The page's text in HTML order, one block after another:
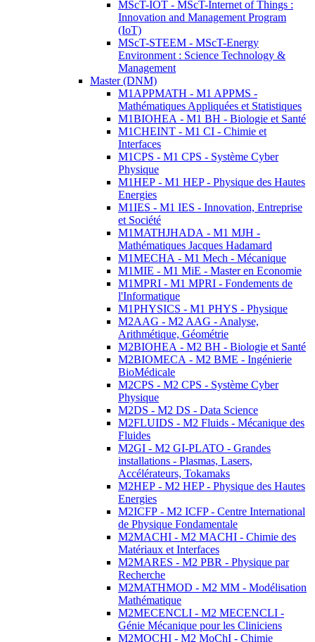
MScT-IOT - MScT-Internet of Things :
Innovation and Management Program
(IoT)
MScT-STEEM - MScT-Energy
Environment : Science Technology &
Management
Master (DNM)
M1APPMATH - M1 APPMS -
Mathématiques Appliquées et Statistiques
M1BIOHEA - M1 BH - Biologie et Santé
M1CHEINT - M1 CI - Chimie et
Interfaces
M1CPS - M1 CPS - Système Cyber
Physique
M1HEP - M1 HEP - Physique des Hautes
Energies
M1IES - M1 IES - Innovation, Entreprise
et Société
M1MATHJHADA - M1 MJH -
Mathématiques Jacques Hadamard
M1MECHA - M1 Mech - Mécanique
M1MIE - M1 MiE - Master en Economie
M1MPRI - M1 MPRI - Fondements de
l'Informatique
M1PHYSICS - M1 PHYS - Physique
M2AAG - M2 AAG - Analyse,
Arithmétique, Géométrie
M2BIOHEA - M2 BH - Biologie et Santé
M2BIOMECA - M2 BME - Ingénierie
BioMédicale
M2CPS - M2 CPS - Système Cyber
Physique
M2DS - M2 DS - Data Science
M2FLUIDS - M2 Fluids - Mécanique des
Fluides
M2GI - M2 GI-PLATO - Grandes
installations - Plasmas, Lasers,
Accélérateurs, Tokamaks
M2HEP - M2 HEP - Physique des Hautes
Energies
M2ICFP - M2 ICFP - Centre International
de Physique Fondamentale
M2MACHI - M2 MACHI - Chimie des
Matériaux et Interfaces
M2MARES - M2 PBR - Physique par
Recherche
M2MATHMOD - M2 MM - Modélisation
Mathématique
M2MECENCLI - M2 MECENCLI -
Génie Mécanique pour les Cliniciens
M2MOCHI - M2 MoChI - Chimie